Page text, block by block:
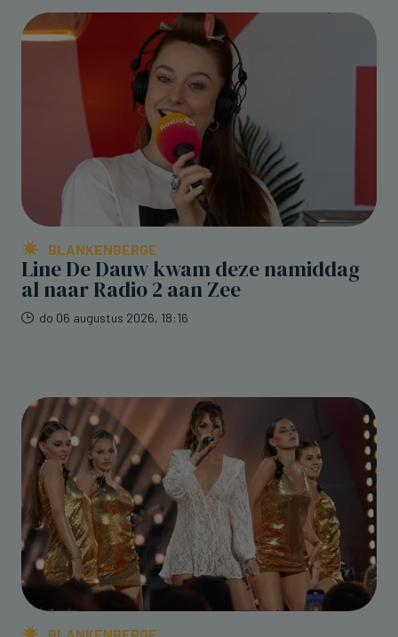
BLANKENBERGE
Line De Dauw kwam deze namiddag
al naar Radio 2 aan Zee
do 06 augustus 2026, 18:16